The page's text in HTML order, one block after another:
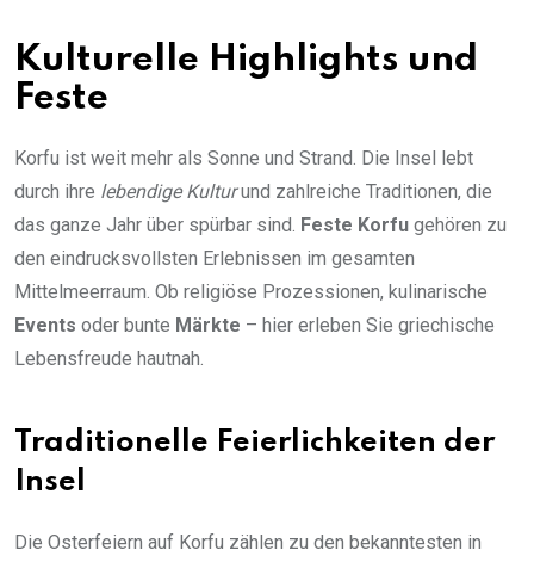
Kulturelle Highlights und
Feste
Korfu ist weit mehr als Sonne und Strand. Die Insel lebt
durch ihre lebendige Kulturund zahlreiche Traditionen, die
das ganze Jahr über spürbar sind. Feste Korfu gehören zu
den eindrucksvollsten Erlebnissen im gesamten
Mittelmeerraum. Ob religiöse Prozessionen, kulinarische
Events oder bunte Märkte – hier erleben Sie griechische
Lebensfreude hautnah.
Traditionelle Feierlichkeiten der
Insel
Die Osterfeiern auf Korfu zählen zu den bekanntesten in